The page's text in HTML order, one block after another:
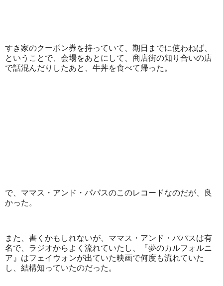
すき家のクーポン券を持っていて、期日までに使わねば、
ということで、会場をあとにして、商店街の知り合いの店
で話混んだりしたあと、牛丼を食べて帰った。
で、ママス・アンド・パパスのこのレコードなのだが、良
かった。
また、書くかもしれないが、ママス・アンド・パパスは有
名で、ラジオからよく流れていたし、『夢のカルフォルニ
ア』はフェイウォンが出ていた映画で何度も流れていた
し、結構知っていたのだった。